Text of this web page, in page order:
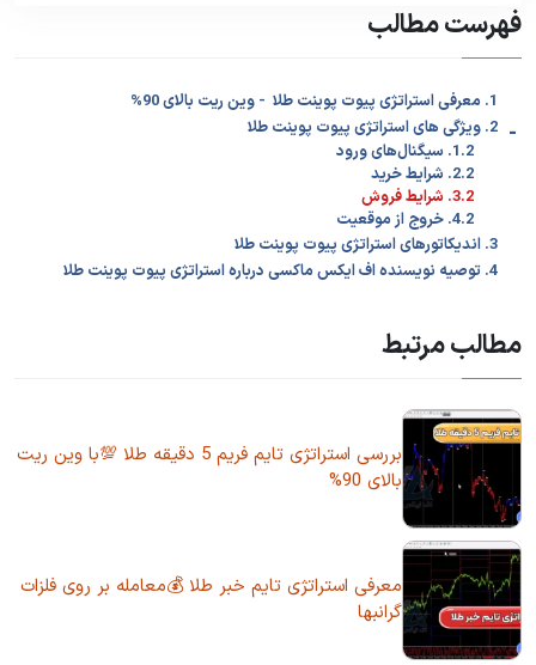
فهرست مطالب
1. معرفی استراتژی پیوت پوینت طلا - وین ریت بالای 90%
2. ویژگی های استراتژی پیوت پوینت طلا -
1.2. سیگنال‌های ورود
2.2. شرایط خرید
3.2. شرایط فروش
4.2. خروج از موقعیت
3. اندیکاتورهای استراتژی پیوت پوینت طلا
4. توصیه نویسنده اف ایکس ماکسی درباره استراتژی پیوت پوینت طلا
مطالب مرتبط
بررسی استراتژی تایم فریم 5 دقیقه طلا 💯با وین ریت
بالای 90%
معرفی استراتژی تایم خبر طلا 💰معامله بر روی فلزات
گرانبها